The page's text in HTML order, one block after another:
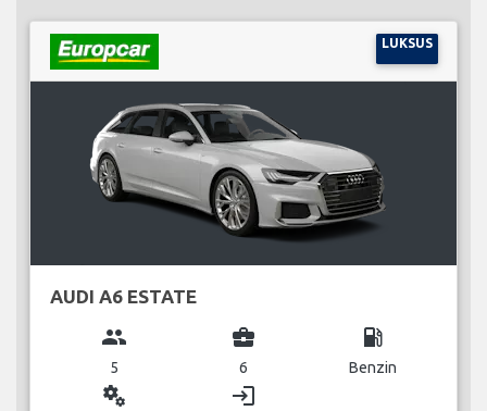
LUKSUS
AUDI A6 ESTATE
group
5
business_center
6
local_gas_station
Benzin
miscellaneous_services login